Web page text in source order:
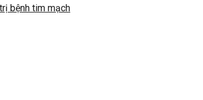
bệnh tim mạch